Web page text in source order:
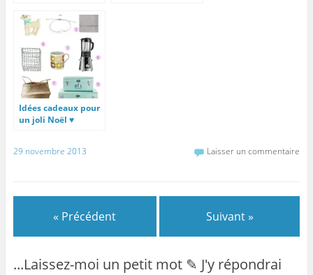
Idées cadeaux pour
un joli Noël ♥
29 novembre 2013 Laisser un commentaire
« Précédent Suivant »
...Laissez-moi un petit mot ✎ J'y répondrai